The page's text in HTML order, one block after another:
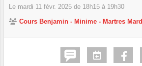
Le mardi 11 févr. 2025 de 18h15 à 19h30
Cours Benjamin - Minime - Martres